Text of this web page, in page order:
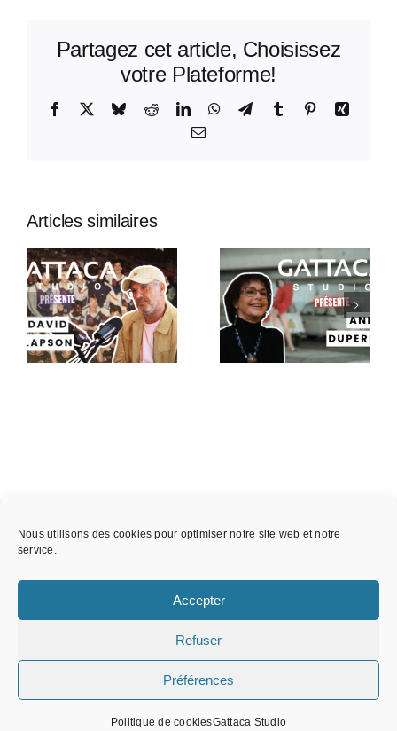
Nous utilisons des cookies pour optimiser notre site web et notre
service.
Accepter
Refuser
Préférences
Politique de cookiesGattaca Studio
Partagez cet article, Choisissez
votre Plateforme!
Facebook BlueskyRedditLinkedInWhatsApp
TelegramTumblr PinterestXing
Email
Articles similaires
Gattaca
Studio
Présente –
Anny
Gattaca
Studio
Présente :
Thibault
© 2026 GATTACA STUDIO • Production Audiovisuelle &
Communication •Mentions légales